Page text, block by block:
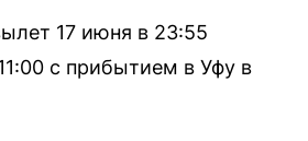
17 июня в 23:55
с прибытием в Уфу в